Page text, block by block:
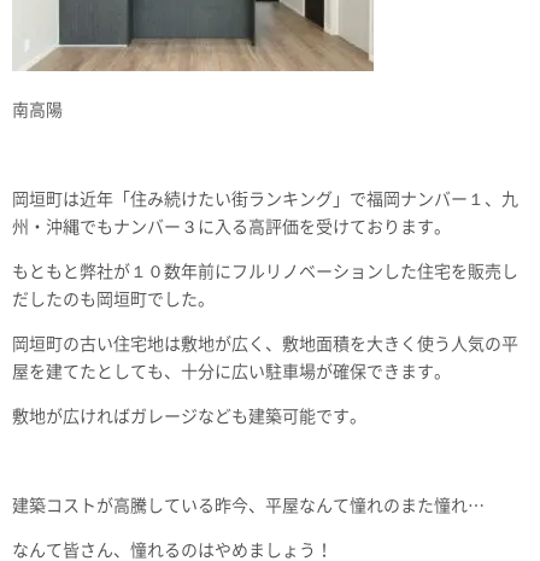
南高陽
岡垣町は近年「住み続けたい街ランキング」で福岡ナンバー１、九
州・沖縄でもナンバー３に入る高評価を受けております。
もともと弊社が１０数年前にフルリノベーションした住宅を販売し
だしたのも岡垣町でした。
岡垣町の古い住宅地は敷地が広く、敷地面積を大きく使う人気の平
屋を建てたとしても、十分に広い駐車場が確保できます。
敷地が広ければガレージなども建築可能です。
建築コストが高騰している昨今、平屋なんて憧れのまた憧れ…
なんて皆さん、憧れるのはやめましょう！